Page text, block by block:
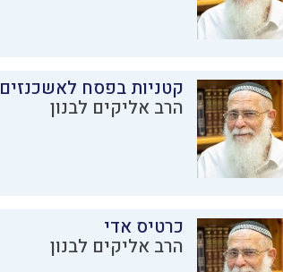
קטניות בפסח לאשכנזים
הרב אליקים לבנון
כרטיס אדי
הרב אליקים לבנון